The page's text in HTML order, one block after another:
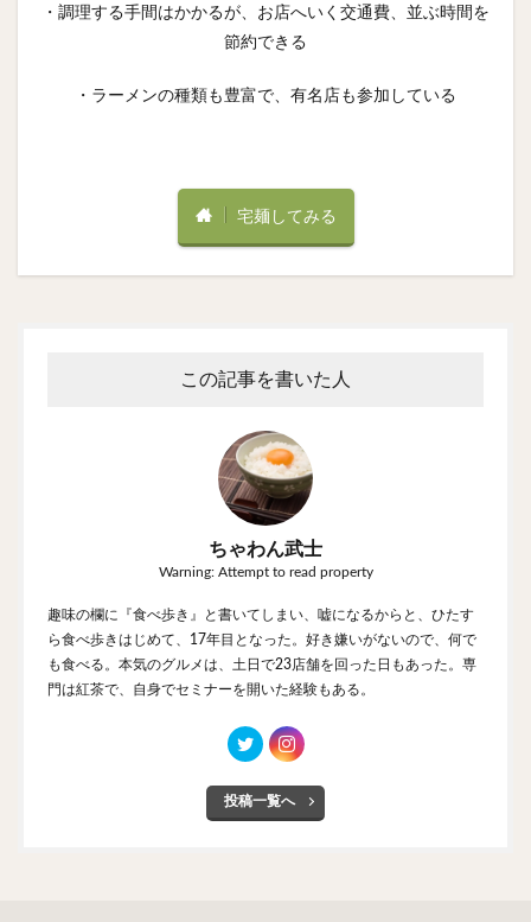
・調理する手間はかかるが、お店へいく交通費、並ぶ時間を
節約できる
・ラーメンの種類も豊富で、有名店も参加している
宅麺してみる
この記事を書いた人
ちゃわん武士
Warning: Attempt to read property
趣味の欄に『食べ歩き』と書いてしまい、嘘になるからと、ひたす
ら食べ歩きはじめて、17年目となった。好き嫌いがないので、何で
も食べる。本気のグルメは、土日で23店舗を回った日もあった。専
門は紅茶で、自身でセミナーを開いた経験もある。
投稿一覧へ